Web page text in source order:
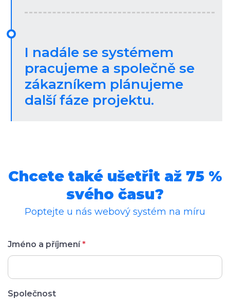
I nadále se systémem
pracujeme a společně se
zákazníkem plánujeme
další fáze projektu.
Chcete také ušetřit až 75 %
svého času?
Poptejte u nás webový systém na míru
Jméno a příjmení*
Společnost